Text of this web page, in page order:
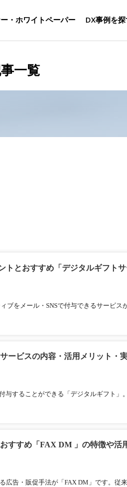
・ホワイトペーパー DX事例を
一覧
トとおすすめ「デジタルギフト
ブをメール・SNSで付与できるサービ
ービスの内容・活用メリット・
与することができる「デジタルギフト
すすめ「FAX DM 」の特徴や活
広告・販促手法が「FAX DM」です。従